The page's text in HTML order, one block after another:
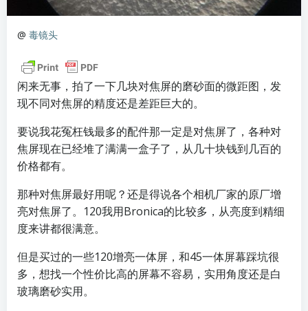
@ 毒镜头
闲来无事，拍了一下几块对焦屏的磨砂面的微距图，发
现不同对焦屏的精度还是差距巨大的。
要说我花冤枉钱最多的配件那一定是对焦屏了，各种对
焦屏现在已经堆了满满一盒子了，从几十块钱到几百的
价格都有。
那种对焦屏最好用呢？还是得说各个相机厂家的原厂增
亮对焦屏了。120我用Bronica的比较多，从亮度到精细
度来讲都很满意。
但是买过的一些120增亮一体屏，和45一体屏幕踩坑很
多，想找一个性价比高的屏幕不容易，实用角度还是白
玻璃磨砂实用。